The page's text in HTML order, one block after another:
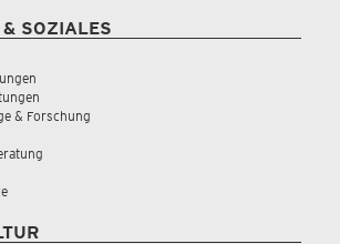
& SOZIALES
& Forschung